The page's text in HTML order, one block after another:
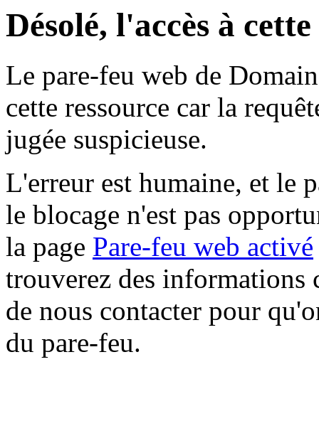
Désolé, l'accès à
Le pare-feu web de
cette ressource car la
jugée suspicieuse.
L'erreur est humaine, et le
le blocage n'est pas
la page Pare-feu web activé
trouverez des informations
de nous contacter pour
du pare-feu.